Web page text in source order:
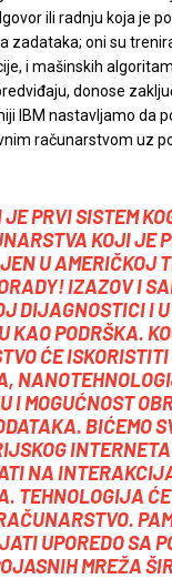
ili radnju koja je
zadataka; oni su
i mašinskih
donose
IBM nastavljamo da
računarstvom uz
JE PRVI SISTEM
KOJI JE
U AMERIČKOJ
IZAZOV I
DIJAGNOSTICI I
KAO PODRŠKA.
ĆE
I MOGUĆNOST
BIĆEMO
NA
TEHNOLOGIJA
UPOREDO SA
MREŽA